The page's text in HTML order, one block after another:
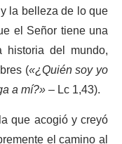
la belleza de lo que
el Señor tiene una
del mundo,
(«¿Quién soy yo
a mí?»– Lc 1,43).
que acogió y creyó